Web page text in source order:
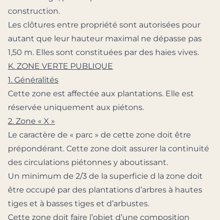
construction.
Les clôtures entre propriété sont autorisées pour
autant que leur hauteur maximal ne dépasse pas
1,50 m. Elles sont constituées par des haies vives.
K. ZONE VERTE PUBLIQUE
1. Généralités
Cette zone est affectée aux plantations. Elle est
réservée uniquement aux piétons.
2. Zone « X »
Le caractère de « parc » de cette zone doit être
prépondérant. Cette zone doit assurer la continuité
des circulations piétonnes y aboutissant.
Un minimum de 2/3 de la superficie d la zone doit
être occupé par des plantations d’arbres à hautes
tiges et à basses tiges et d’arbustes.
Cette zone doit faire l’objet d’une composition